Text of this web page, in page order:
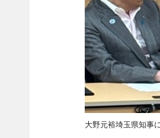
大野元裕埼玉県知事